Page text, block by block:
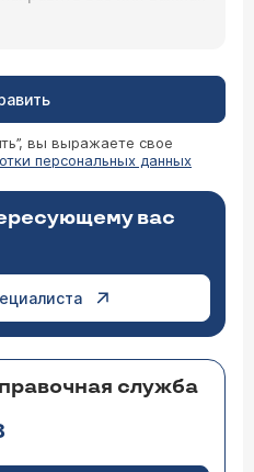
вы выражаете свое
персональных данных
вас
служба